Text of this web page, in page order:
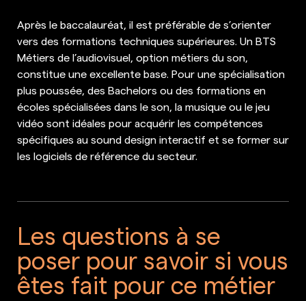
Après le baccalauréat, il est préférable de s’orienter
vers des formations techniques supérieures. Un BTS
Métiers de l’audiovisuel, option métiers du son,
constitue une excellente base. Pour une spécialisation
plus poussée, des Bachelors ou des formations en
écoles spécialisées dans le son, la musique ou le jeu
vidéo sont idéales pour acquérir les compétences
spécifiques au sound design interactif et se former sur
les logiciels de référence du secteur.
Les questions à se
poser pour savoir si vous
êtes fait pour ce métier